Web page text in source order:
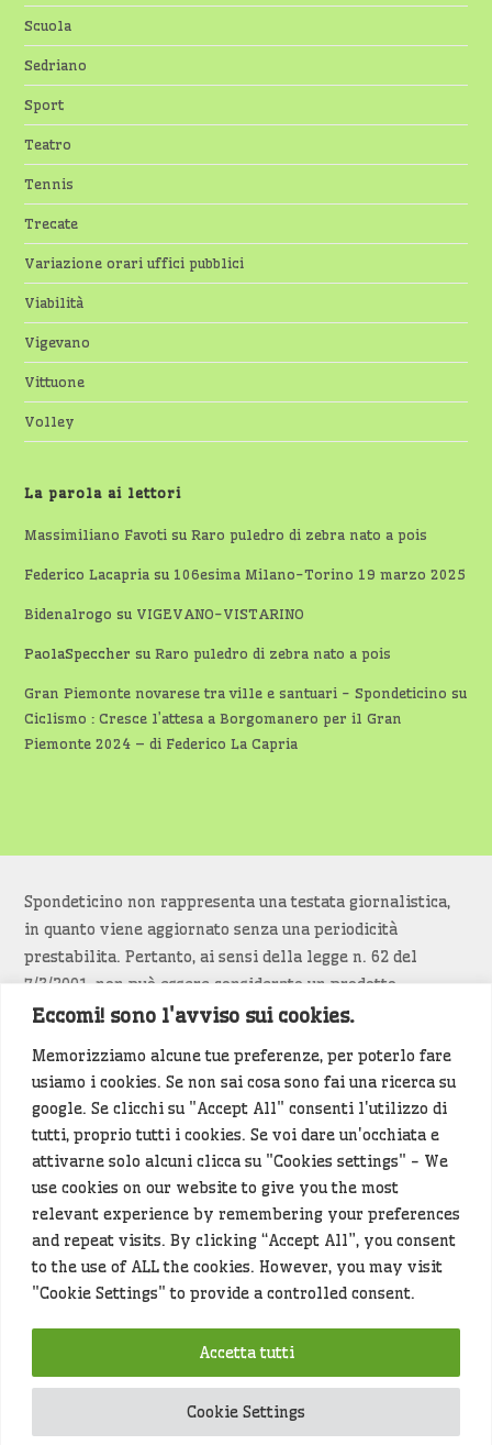
Eccomi! sono l'avviso sui cookies.
Memorizziamo alcune tue preferenze, per poterlo fare
usiamo i cookies. Se non sai cosa sono fai una ricerca su
google. Se clicchi su "Accept All" consenti l'utilizzo di
tutti, proprio tutti i cookies. Se voi dare un'occhiata e
attivarne solo alcuni clicca su "Cookies settings" - We
use cookies on our website to give you the most
relevant experience by remembering your preferences
and repeat visits. By clicking “Accept All”, you consent
to the use of ALL the cookies. However, you may visit
"Cookie Settings" to provide a controlled consent.
Cookie Settings
Accetta tutti
Scuola
Sedriano
Sport
Teatro
Tennis
Trecate
Variazione orari uffici pubblici
Viabilità
Vigevano
Vittuone
Volley
La parola ai lettori
Massimiliano Favoti suRaro puledro di zebra nato a pois
Federico Lacapria su 106esima Milano-Torino 19 marzo 2025
Bidenalrogo su VIGEVANO-VISTARINO
PaolaSpeccher suRaro puledro di zebra nato a pois
Gran Piemonte novarese tra ville e santuari - Spondeticino su
Ciclismo : Cresce l’attesa a Borgomanero per il Gran
Piemonte 2024 – di Federico La Capria
Spondeticino non rappresenta una testata giornalistica,
in quanto viene aggiornato senza una periodicità
prestabilita. Pertanto, ai sensi della legge n. 62 del
7/3/2001, non può essere considerato un prodotto
editoriale.
Siamo attenti a non violare copyright e diritti
d’immagine. Se un contenuto è di tua proprietà e vuoi
richiederne la rimozionediccelo(<- clicca per inviarci un
messaggio).
Alcuni articoli sono generati in bozza rielaborando, con
l'intelligenza artificiale generativa, contenuti
provenienti da fonti istituzionali e altri siti di interesse
locale. Prima della pubblicazioni l'articolo viene
controllato dalla redazione.
Hey che fine fanno i miei dati (privacy policy)